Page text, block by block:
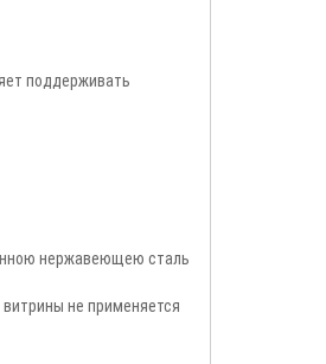
поддерживать
нержавеющею сталь
не применяется